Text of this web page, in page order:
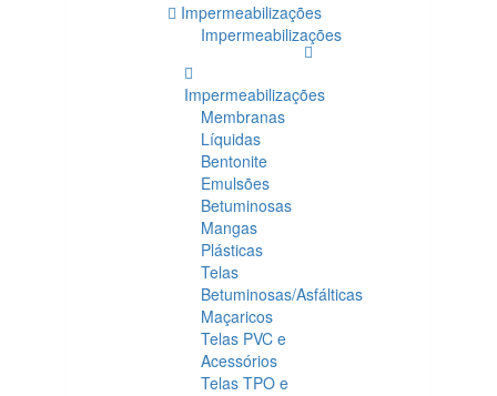
Impermeabilizações
Impermeabilizações
Impermeabilizações
Membranas
Líquidas
Bentonite
Emulsões
Betuminosas
Mangas
Plásticas
Telas
Betuminosas/Asfálticas
Maçaricos
Telas PVC e
Acessórios
Telas TPO e